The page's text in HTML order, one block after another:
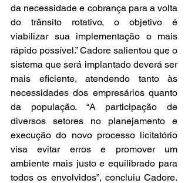
da necessidade e cobrança para a volta
do trânsito rotativo, o objetivo é
viabilizar sua implementação o mais
rápido possível.” Cadore salientou que o
sistema que será implantado deverá ser
mais eficiente, atendendo tanto às
necessidades dos empresários quanto
da população. “A participação de
diversos setores no planejamento e
execução do novo processo licitatório
visa evitar erros e promover um
ambiente mais justo e equilibrado para
todos os envolvidos”, concluiu Cadore.